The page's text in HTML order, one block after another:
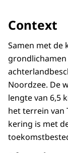
Context
Samen met de
Noordzee. De
lengte van 6,5
het terrein van
kering is met